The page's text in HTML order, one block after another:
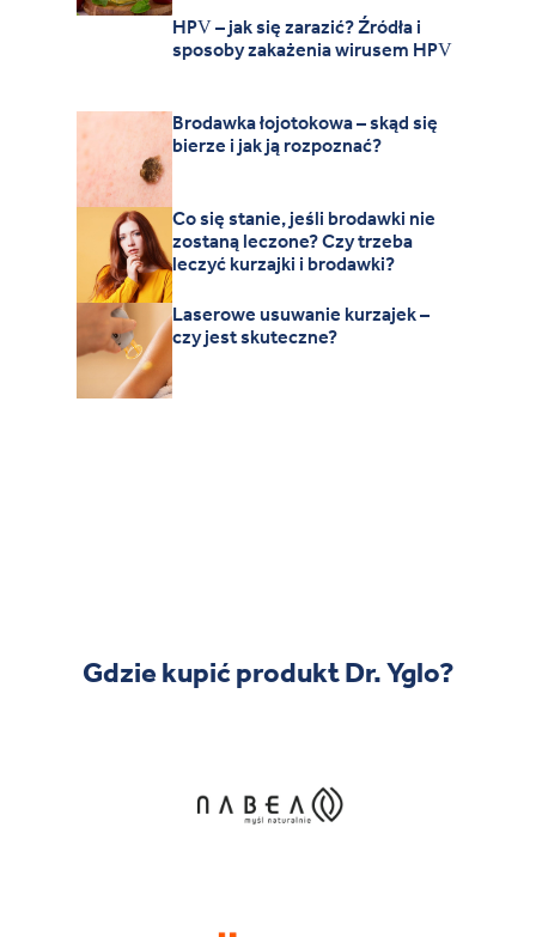
HPV – jak się zarazić? Źródła i
sposoby zakażenia wirusem HPV
Brodawka łojotokowa – skąd się
bierze i jak ją rozpoznać?
Co się stanie, jeśli brodawki nie
zostaną leczone? Czy trzeba
leczyć kurzajki i brodawki?
Laserowe usuwanie kurzajek –
czy jest skuteczne?
Gdzie kupić produkt Dr. Yglo?